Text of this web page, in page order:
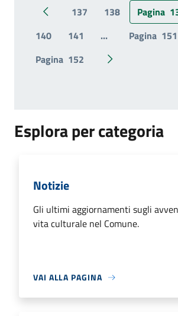
Pagina precedente
137 138 Pagina
140
141 ... Pagina 151
Pagina 152 Pagina successiva
Esplora per categoria
Notizie
Gli ultimi aggiornamenti sugli
vita culturale nel Comune.
VAI ALLA PAGINA